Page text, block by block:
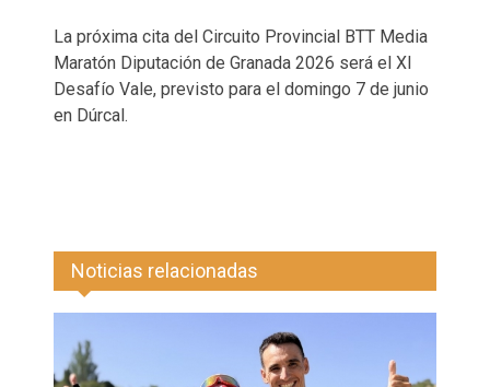
La próxima cita del Circuito Provincial BTT Media
Maratón Diputación de Granada 2026 será el XI
Desafío Vale, previsto para el domingo 7 de junio
en Dúrcal.
Noticias relacionadas